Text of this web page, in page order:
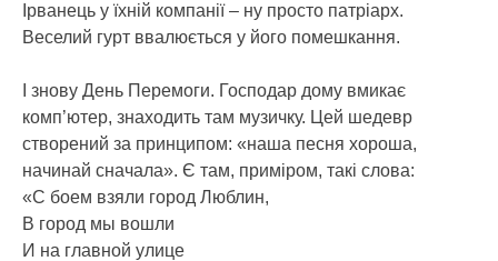
Ірванець у їхній компанії – ну просто патріарх.
Веселий гурт ввалюється у його помешкання.
І знову День Перемоги. Господар дому вмикає
комп’ютер, знаходить там музичку. Цей шедевр
створений за принципом: «наша песня хороша,
начинай сначала». Є там, приміром, такі слова:
«С боем взяли город Люблин,
В город мы вошли
И на главной улице